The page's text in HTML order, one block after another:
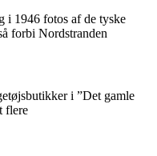
i 1946 fotos af de tyske
forbi Nordstranden
i ”Det gamle
flere